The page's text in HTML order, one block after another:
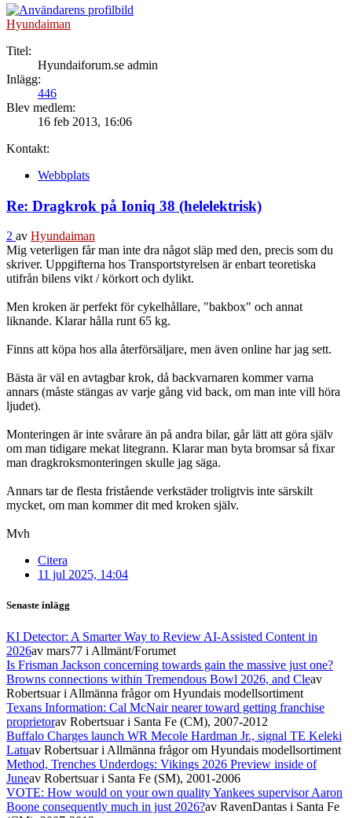
Hyundaiman
Titel:
Hyundaiforum.se admin
Inlägg:
446
Blev medlem:
16 feb 2013, 16:06
Kontakt:
Webbplats
Re: Dragkrok på Ioniq 38 (helelektrisk)
2 av Hyundaiman
Mig veterligen får man inte dra något släp med den, precis som du
skriver. Uppgifterna hos Transportstyrelsen är enbart teoretiska
utifrån bilens vikt / körkort och dylikt.
Men kroken är perfekt för cykelhållare, "bakbox" och annat
liknande. Klarar hålla runt 65 kg.
Finns att köpa hos alla återförsäljare, men även online har jag sett.
Bästa är väl en avtagbar krok, då backvarnaren kommer varna
annars (måste stängas av varje gång vid back, om man inte vill höra
ljudet).
Monteringen är inte svårare än på andra bilar, går lätt att göra själv
om man tidigare mekat litegrann. Klarar man byta bromsar så fixar
man dragkroksmonteringen skulle jag säga.
Annars tar de flesta fristående verkstäder troligtvis inte särskilt
mycket, om man kommer dit med kroken själv.
Mvh
Citera
11 jul 2025, 14:04
Senaste inlägg
KI Detector: A Smarter Way to Review AI-Assisted Content in
2026av mars77 i Allmänt/Forumet
Is Frisman Jackson concerning towards gain the massive just one?
Browns connections within Tremendous Bowl 2026, and Cleav
Robertsuari Allmänna frågor om Hyundais modellsortiment
Texans Information: Cal McNair nearer toward getting franchise
proprietorav Robertsuari Santa Fe (CM), 2007-2012
Buffalo Charges launch WR Mecole Hardman Jr., signal TE Keleki
Latuav Robertsuari Allmänna frågor om Hyundais modellsortiment
Method, Trenches Underdogs: Vikings 2026 Preview inside of
Juneav Robertsuari Santa Fe (SM), 2001-2006
VOTE: How would on your own quality Yankees supervisor Aaron
Boone consequently much in just 2026?av RavenDantas i Santa Fe